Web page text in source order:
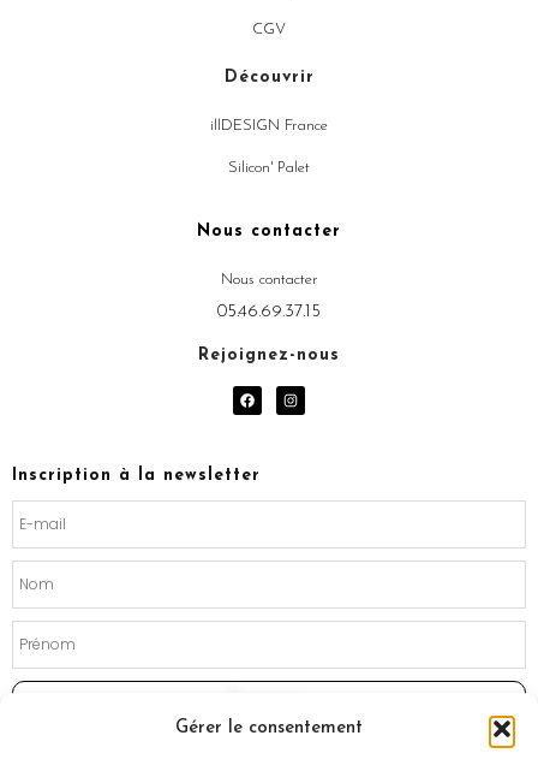
Gérer le consentement
CGV
Découvrir
illDESIGN France
Silicon' Palet
Nous contacter
Nous contacter
05.46.69.37.15
Rejoignez-nous
F
a
o
I
n
Inscription à la newsletter